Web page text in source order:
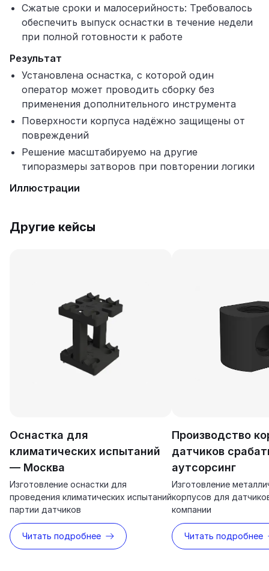
Сжатые сроки и малосерийность: Требовалось
обеспечить выпуск оснастки в течение недели
при полной готовности к работе
Результат
Установлена оснастка, с которой один
оператор может проводить сборку без
применения дополнительного инструмента
Поверхности корпуса надёжно защищены от
повреждений
Решение масштабируемо на другие
типоразмеры затворов при повторении логики
Иллюстрации
Другие кейсы
Оснастка для
климатических испытаний
— Москва
Изготовление оснастки для
проведения климатических испытаний
партии датчиков
Читать подробнее
Производство
датчиков
аутсорсинг
Изготовление
корпусов для
компании
Читать подробнее